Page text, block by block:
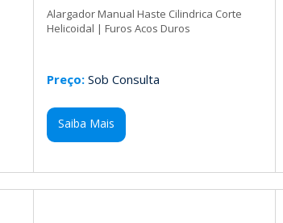
Alargador Manual Haste Cilindrica Corte
Helicoidal | Furos Acos Duros
Preço: Sob Consulta
Saiba Mais